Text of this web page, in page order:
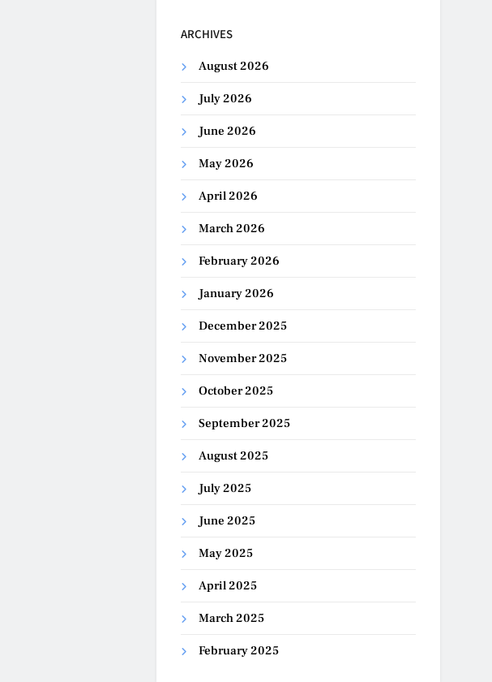
ARCHIVES
August 2026
July 2026
June 2026
May 2026
April 2026
March 2026
February 2026
January 2026
December 2025
November 2025
October 2025
September 2025
August 2025
July 2025
June 2025
May 2025
April 2025
March 2025
February 2025